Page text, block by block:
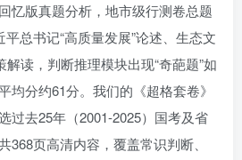
忆版真题分析，地市级行测卷总题
总书记“高质量发展”论述、生态文
解读，判断推理模块出现“奇葩题”如
均分约61分。我们的《超格套卷》
过去25年（2001-2025）国考及省
368页高清内容，覆盖常识判断、